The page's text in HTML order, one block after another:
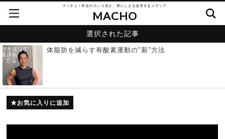
マッチョ！本当のカッコ良さ、男らしさを追求するメディア
MACHO
選択された記事
体脂肪を減らす有酸素運動の”新”方法
お気に入りに追加